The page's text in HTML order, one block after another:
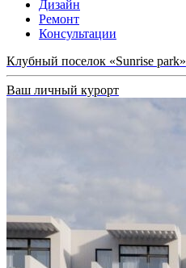
Дизайн
Ремонт
Консультации
Клубный поселок «Sunrise park»
Ваш личный курорт